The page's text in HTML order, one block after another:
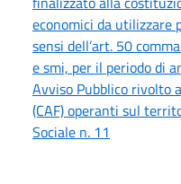
economici da utilizzare
sensi dell’art. 50
e smi, per il periodo di
Avviso Pubblico rivolto
(CAF) operanti sul
Sociale n. 11